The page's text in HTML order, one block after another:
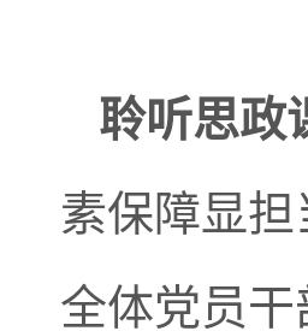
聆听思政
素保障显
全体党员